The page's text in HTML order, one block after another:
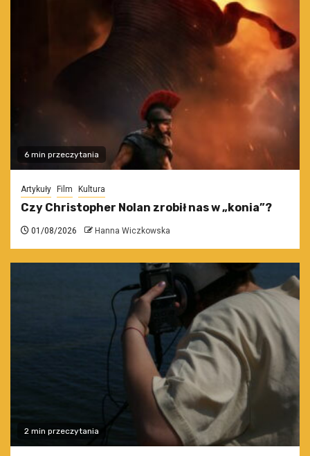
6 min przeczytania
Artykuły Film Kultura
Czy Christopher Nolan zrobił nas w „konia”?
01/08/2026 Hanna Wiczkowska
2 min przeczytania